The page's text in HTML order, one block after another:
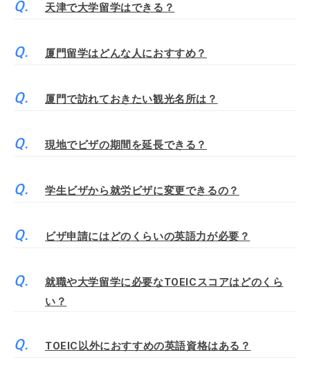
天津で大学留学はできる？
厦門留学はどんな人におすすめ？
厦門で訪れておきたい観光名所は？
現地でビザの期間を延長できる？
学生ビザから就労ビザに変更できるの？
ビザ申請にはどのくらいの英語力が必要？
就職や大学留学に必要なTOEICスコアはどのくら
い？
TOEIC以外におすすめの英語資格はある？